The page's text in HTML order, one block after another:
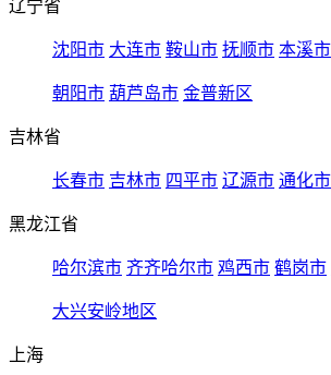
辽宁省
沈阳市 大连市 鞍山市 抚顺市 本溪市
朝阳市 葫芦岛市 金普新区
吉林省
长春市 吉林市 四平市 辽源市 通化市
黑龙江省
哈尔滨市 齐齐哈尔市 鸡西市 鹤岗市
大兴安岭地区
上海